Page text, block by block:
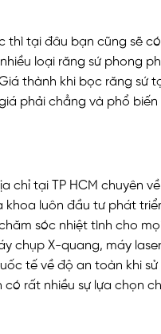
thì tại đâu bạn cũng sẽ
loại răng sứ phong
thành khi bọc răng sứ
phải chẳng và phổ
chỉ tại TP HCM chuyên
khoa luôn đầu tư phát
sóc nhiệt tình cho
chụp X-quang, máy
tế về độ an toàn khi
có rất nhiều sự lựa chọn